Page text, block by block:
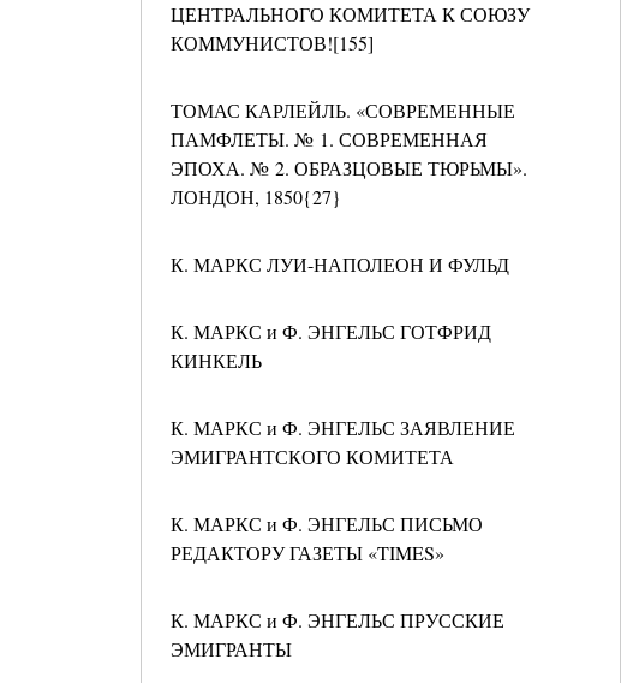
ЦЕНТРАЛЬНОГО КОМИТЕТА К СОЮЗУ
КОММУНИСТОВ![155]
ТОМАС КАРЛЕЙЛЬ. «СОВРЕМЕННЫЕ
ПАМФЛЕТЫ. № 1. СОВРЕМЕННАЯ
ЭПОХА. № 2. ОБРАЗЦОВЫЕ ТЮРЬМЫ».
ЛОНДОН, 1850{27}
К. МАРКС ЛУИ-НАПОЛЕОН И ФУЛЬД
К. МАРКС и Ф. ЭНГЕЛЬС ГОТФРИД
КИНКЕЛЬ
К. МАРКС и Ф. ЭНГЕЛЬС ЗАЯВЛЕНИЕ
ЭМИГРАНТСКОГО КОМИТЕТА
К. МАРКС и Ф. ЭНГЕЛЬС ПИСЬМО
РЕДАКТОРУ ГАЗЕТЫ «TIMES»
К. МАРКС и Ф. ЭНГЕЛЬС ПРУССКИЕ
ЭМИГРАНТЫ